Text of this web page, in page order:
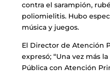
contra el sarampión,
poliomielitis. Hubo
música y juegos.
El Director de Atención
expresó; “Una vez más
Pública con Atención